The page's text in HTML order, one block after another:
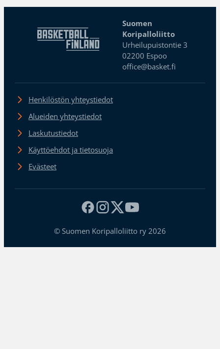
Suomen
Koripalloliitto
Urheilupuistontie 3
02200 Espoo
office@basket.fi
Henkilöstön yhteystiedot
Alueiden yhteystiedot
Laskutustiedot
Käyttöehdot ja tietosuoja
Evästeet
© Suomen Koripalloliitto ry 2026